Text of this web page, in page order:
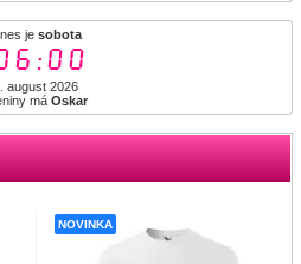
je sobota
august 2026
má Oskar
NOVINKA